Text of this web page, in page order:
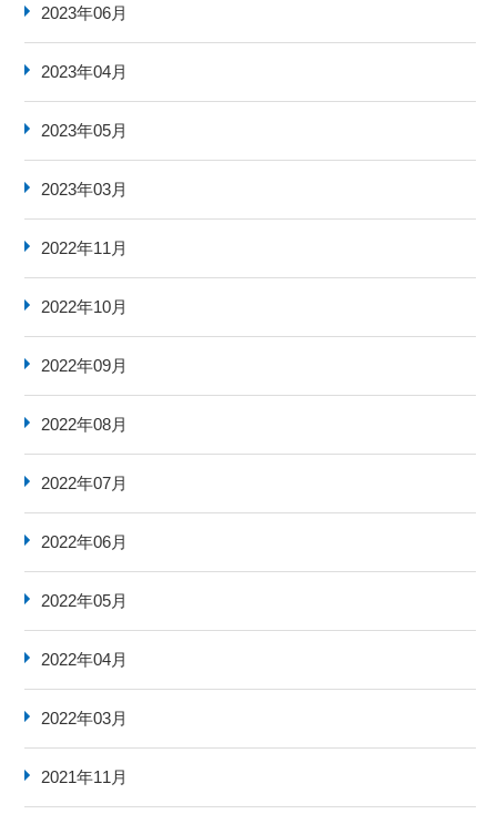
2023年06月
2023年04月
2023年05月
2023年03月
2022年11月
2022年10月
2022年09月
2022年08月
2022年07月
2022年06月
2022年05月
2022年04月
2022年03月
2021年11月